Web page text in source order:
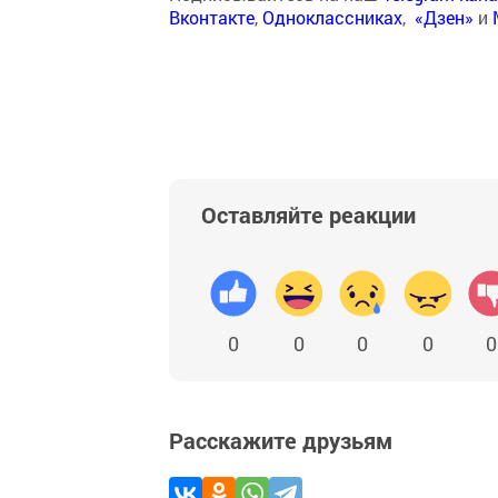
Вконтакте,Одноклассниках, «Дзен» и
Оставляйте реакции
0 0 0 0 0
Расскажите друзьям